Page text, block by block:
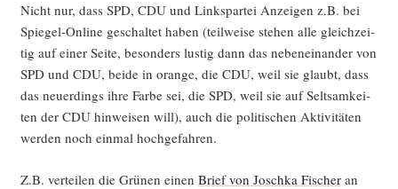
Nicht nur, dass SPD, CDU und Links­par­tei Anzei­gen z.B. bei
Spie­gel-Online geschal­tet haben (teil­wei­se ste­hen alle gleich­zei­
tig auf einer Sei­te, beson­ders lus­tig dann das neben­ein­an­der von
SPD und CDU, bei­de in oran­ge, die CDU, weil sie glaubt, dass
das neu­er­dings ihre Far­be sei, die SPD, weil sie auf Selt­sam­kei­
ten der CDU hin­wei­sen will), auch die poli­ti­schen Akti­vi­tä­ten
wer­den noch ein­mal hochgefahren.
Z.B. ver­tei­len die Grü­nen einen Brief von Josch­ka Fischeran